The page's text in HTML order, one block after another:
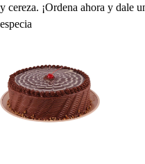
y cereza. ¡Ordena ahora y dale
especia